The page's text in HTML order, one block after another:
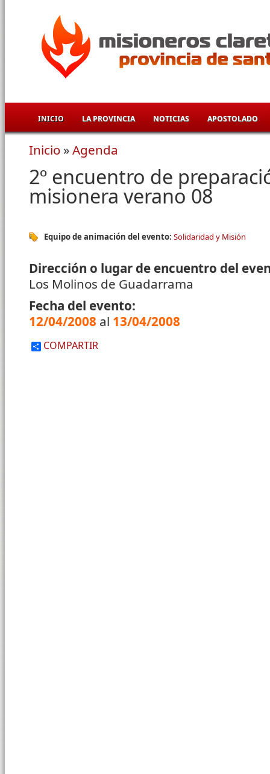
INICIO LA PROVINCIA NOTICIAS APOSTOLADO
Se encuentra usted aquí
Inicio »Agenda
2º encuentro de
misionera verano 08
Equipo de animación del evento: Solidaridad y Misión
Dirección o lugar de encuentro del
Los Molinos de Guadarrama
Fecha del evento:
12/04/2008 al 13/04/2008
COMPARTIR